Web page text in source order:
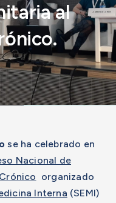
al
se ha celebrado en
Nacional de
organizado
Interna (SEMI)